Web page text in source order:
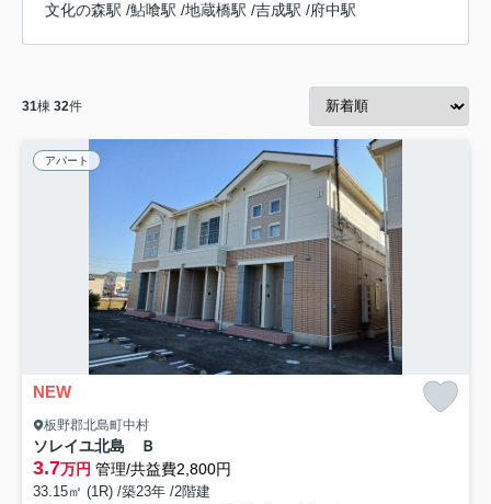
文化の森駅 /鮎喰駅 /地蔵橋駅 /吉成駅 /府中駅
31棟 32件
アパート
NEW
板野郡北島町中村
ソレイユ北島 Ｂ
3.7万円 管理/共益費2,800円
33.15㎡ (1R) /築23年 /2階建